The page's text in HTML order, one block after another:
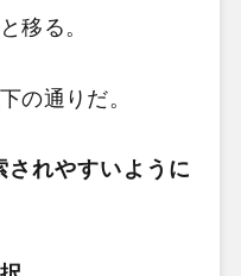
移る。
の通りだ。
れやすいように